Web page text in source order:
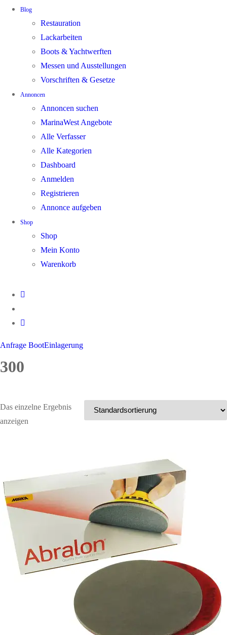
Blog
Restauration
Lackarbeiten
Boots & Yachtwerften
Messen und Ausstellungen
Vorschriften & Gesetze
Annoncen
Annoncen suchen
MarinaWest Angebote
Alle Verfasser
Alle Kategorien
Dashboard
Anmelden
Registrieren
Annonce aufgeben
Shop
Shop
Mein Konto
Warenkorb
Anfrage BootEinlagerung
300
Das einzelne Ergebnis
anzeigen